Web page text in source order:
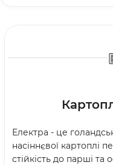
Електра - це
насіннєвої картоплі
стійкість до парші та